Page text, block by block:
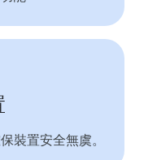
裝置安全無虞。